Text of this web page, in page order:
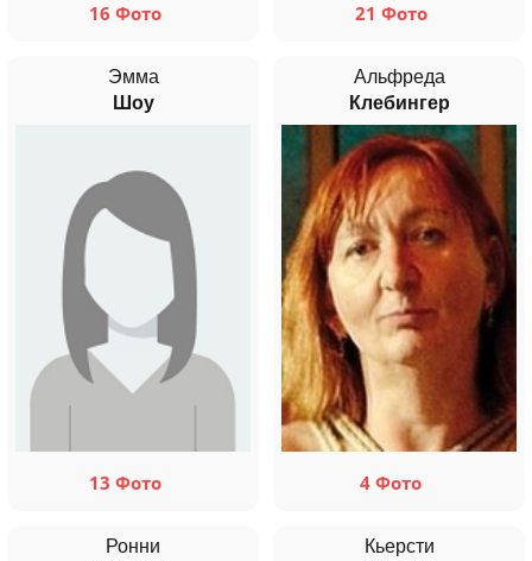
16 Фото 21 Фото
Эмма
Шоу
13 Фото
Альфреда
Клебингер
4 Фото
Ронни
Кьерсти